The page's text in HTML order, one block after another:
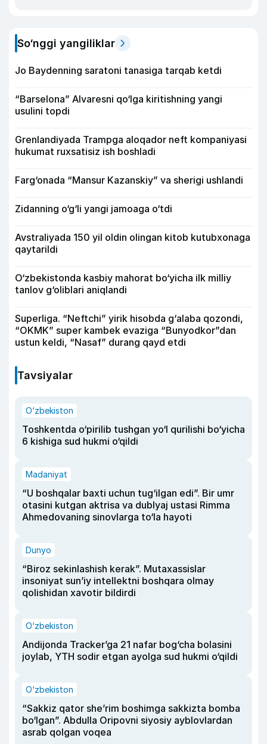
So‘nggi yangiliklar
Jo Baydenning saratoni tanasiga tarqab ketdi
“Barselona” Alvaresni qo‘lga kiritishning yangi
usulini topdi
Grenlandiyada Trampga aloqador neft kompaniyasi
hukumat ruxsatisiz ish boshladi
Farg‘onada “Mansur Kazanskiy” va sherigi ushlandi
Zidanning o‘g‘li yangi jamoaga o‘tdi
Avstraliyada 150 yil oldin olingan kitob kutubxonaga
qaytarildi
O‘zbekistonda kasbiy mahorat bo‘yicha ilk milliy
tanlov g‘oliblari aniqlandi
Superliga. “Neftchi” yirik hisobda g‘alaba qozondi,
“OKMK” super kambek evaziga “Bunyodkor”dan
ustun keldi, “Nasaf” durang qayd etdi
Tavsiyalar
O‘zbekiston
Toshkentda o‘pirilib tushgan yo‘l qurilishi bo‘yicha
6 kishiga sud hukmi o‘qildi
Madaniyat
“U boshqalar baxti uchun tug‘ilgan edi”. Bir umr
otasini kutgan aktrisa va dublyaj ustasi Rimma
Ahmedovaning sinovlarga to‘la hayoti
Dunyo
“Biroz sekinlashish kerak”. Mutaxassislar
insoniyat sun’iy intellektni boshqara olmay
qolishidan xavotir bildirdi
O‘zbekiston
Andijonda Tracker’ga 21 nafar bog‘cha bolasini
joylab, YTH sodir etgan ayolga sud hukmi o‘qildi
O‘zbekiston
“Sakkiz qator she’rim boshimga sakkizta bomba
bo‘lgan”. Abdulla Oripovni siyosiy ayblovlardan
asrab qolgan voqea